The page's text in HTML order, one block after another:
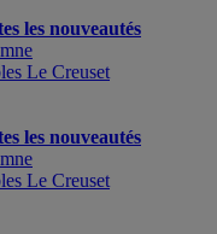
les nouveautés
Le Creuset
les nouveautés
Le Creuset